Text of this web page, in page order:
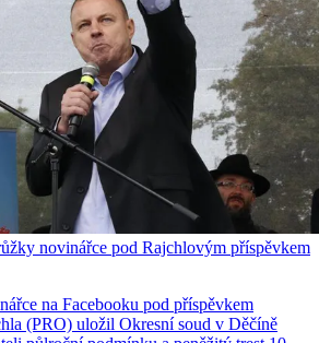
novinářce pod Rajchlovým příspěvkem
na Facebooku pod příspěvkem
(PRO) uložil Okresní soud v Děčíně